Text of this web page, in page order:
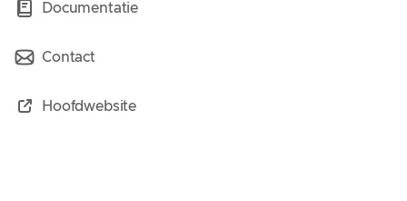
Documentatie
Contact
Hoofdwebsite